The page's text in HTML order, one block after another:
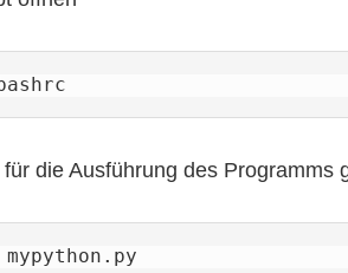
die Ausführung des Programms